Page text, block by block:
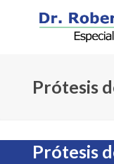
Prótesis
Prótesis